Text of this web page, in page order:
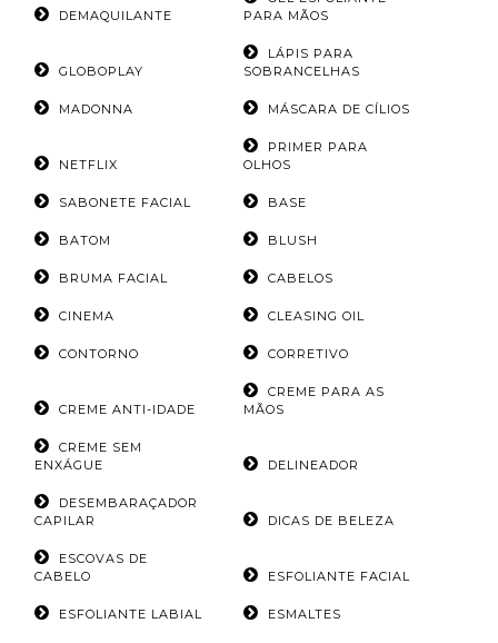
DEMAQUILANTE
PARA MÃOS
GLOBOPLAY
LÁPIS PARA
SOBRANCELHAS
MADONNA MÁSCARA DE CÍLIOS
NETFLIX
PRIMER PARA
OLHOS
SABONETE FACIAL BASE
BATOM BLUSH
BRUMA FACIAL CABELOS
CINEMA CLEASING OIL
CONTORNO CORRETIVO
CREME ANTI-IDADE
CREME PARA AS
MÃOS
CREME SEM
ENXÁGUE
DELINEADOR
DESEMBARAÇADOR
CAPILAR
DICAS DE BELEZA
ESCOVAS DE
CABELO
ESFOLIANTE FACIAL
ESFOLIANTE LABIAL ESMALTES